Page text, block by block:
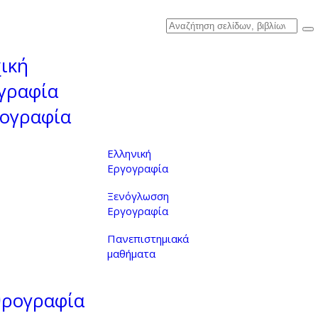
Ελληνική
Εργογραφία
Ξενόγλωσση
Εργογραφία
Πανεπιστημιακά
μαθήματα